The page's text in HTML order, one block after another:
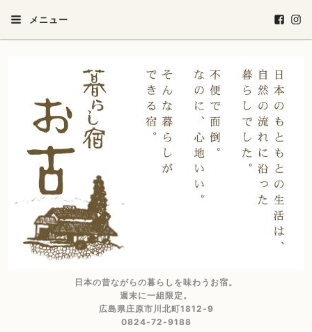
メニュー
日本の昔ながらの暮らしを味わうお宿。
週末に一組限定。
広島県庄原市川北町1812-9
0824-72-9188